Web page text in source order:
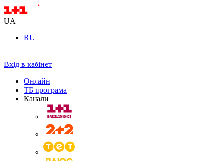
UA
RU
Вхід в кабінет
Онлайн
ТБ програма
Канали